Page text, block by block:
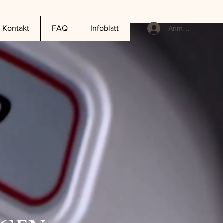
Kontakt FAQ Infoblatt Anmelden